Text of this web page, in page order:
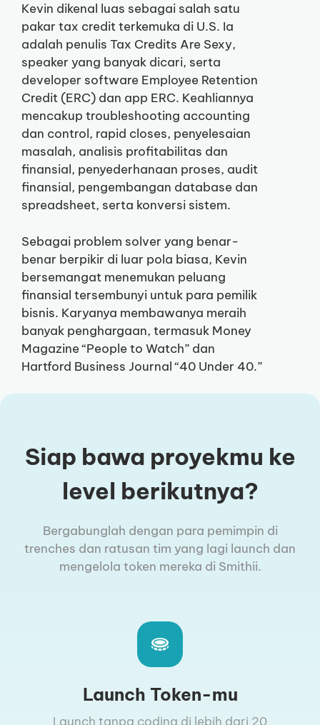
Kevin dikenal luas sebagai salah satu
pakar tax credit terkemuka di U.S. Ia
adalah penulis Tax Credits Are Sexy,
speaker yang banyak dicari, serta
developer software Employee Retention
Credit (ERC) dan app ERC. Keahliannya
mencakup troubleshooting accounting
dan control, rapid closes, penyelesaian
masalah, analisis profitabilitas dan
finansial, penyederhanaan proses, audit
finansial, pengembangan database dan
spreadsheet, serta konversi sistem.
Sebagai problem solver yang benar-
benar berpikir di luar pola biasa, Kevin
bersemangat menemukan peluang
finansial tersembunyi untuk para pemilik
bisnis. Karyanya membawanya meraih
banyak penghargaan, termasuk Money
Magazine “People to Watch” dan
Hartford Business Journal “40 Under 40.”
Siap bawa proyekmu ke
level berikutnya?
Bergabunglah dengan para pemimpin di
trenches dan ratusan tim yang lagi launch dan
mengelola token mereka di Smithii.
Launch Token-mu
Launch tanpa coding di lebih dari 20